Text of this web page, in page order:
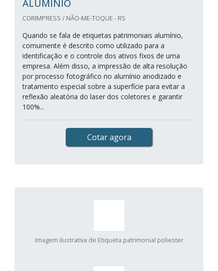
ALUMÍNIO
CORIMPRESS / NÃO-ME-TOQUE - RS
Quando se fala de etiquetas patrimoniais alumínio,
comumente é descrito como utilizado para a
identificação e o controle dos ativos fixos de uma
empresa. Além disso, a impressão de alta resolução
por processo fotográfico no alumínio anodizado e
tratamento especial sobre a superfície para evitar a
reflexão aleatória do laser dos coletores e garantir
100%...
Cotar agora
Imagem ilustrativa de Etiqueta patrimonial poliester